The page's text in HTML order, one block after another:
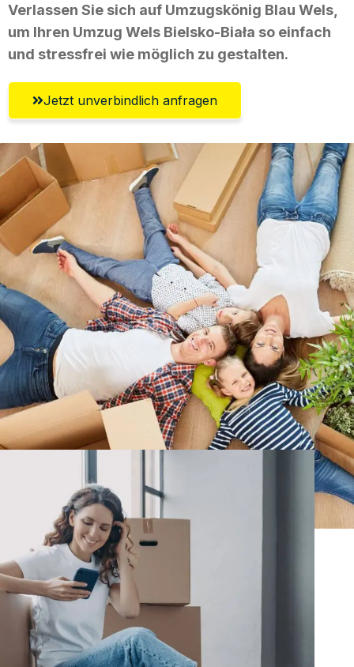
Verlassen Sie sich auf Umzugskönig Blau Wels,
um Ihren Umzug Wels Bielsko-Biała so einfach
und stressfrei wie möglich zu gestalten.
Jetzt unverbindlich anfragen